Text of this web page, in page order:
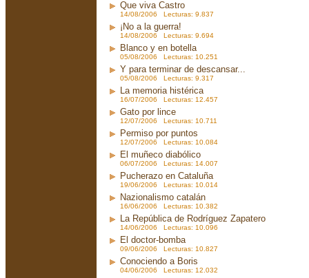
Que viva Castro
14/08/2006 Lecturas: 9.837
¡No a la guerra!
14/08/2006 Lecturas: 9.694
Blanco y en botella
05/08/2006 Lecturas: 10.251
Y para terminar de descansar...
05/08/2006 Lecturas: 9.317
La memoria histérica
16/07/2006 Lecturas: 12.457
Gato por lince
12/07/2006 Lecturas: 10.711
Permiso por puntos
12/07/2006 Lecturas: 10.084
El muñeco diabólico
06/07/2006 Lecturas: 14.007
Pucherazo en Cataluña
19/06/2006 Lecturas: 10.014
Nazionalismo catalán
16/06/2006 Lecturas: 10.382
La República de Rodríguez Zapatero
14/06/2006 Lecturas: 10.096
El doctor-bomba
09/06/2006 Lecturas: 10.827
Conociendo a Boris
04/06/2006 Lecturas: 12.032